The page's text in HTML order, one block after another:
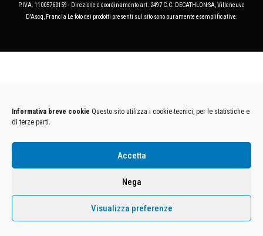
Informativa breve cookie Questo sito utilizza i cookie tecnici, per le statistiche e
di terze parti.
Accetta
Nega
Visualizza preferenze
P.IVA. 11005760159 - Direzione e coordinamento art. 2497 C.C. DECATHLON SA, Villeneuve
D'Ascq, Francia Le foto dei prodotti presenti sul sito sono puramente esemplificative.